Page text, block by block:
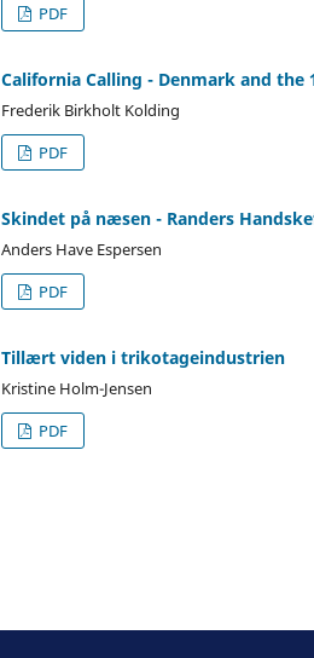
PDF
California Calling - Denmark and
Frederik Birkholt Kolding
PDF
Skindet på næsen - Randers
Anders Have Espersen
PDF
Tillært viden i trikotageindustrien
Kristine Holm-Jensen
PDF